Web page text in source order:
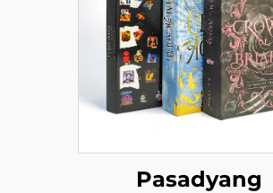
Pasadyang